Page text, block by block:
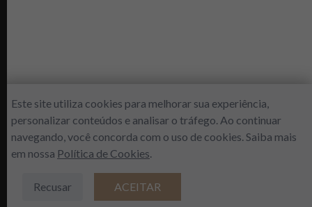
ADICIONAR À SACOLA
Este site utiliza cookies para melhorar sua experiência,
personalizar conteúdos e analisar o tráfego. Ao continuar
navegando, você concorda com o uso de cookies. Saiba mais
em nossa Política de Cookies.
Recusar ACEITAR
Inscreva-se agora e ganhe 5% de
DESCONTO em sua primeira compra.
ENVIAR